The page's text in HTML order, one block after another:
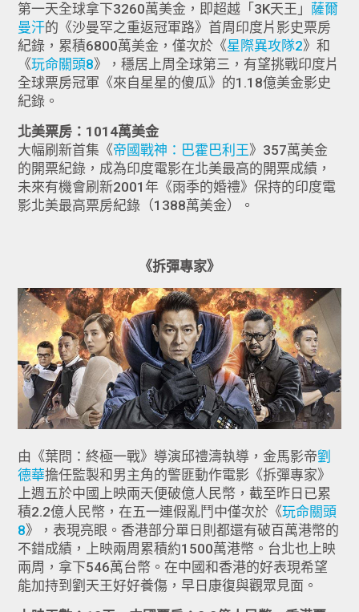
第一天全球拿下3260萬美金，即超越「3K天王」 薩爾
曼汗的《沙曼罕之重返冠軍路》首周印度片影史票房
紀錄，累積6800萬美金，僅次於《星際異攻隊2​​​​​​​》和
《玩命關頭8》，穩居上周全球第三，有望挑戰印度片
全球票房冠軍《來自星星的傻瓜》的1.18億美金影史
紀錄。
北美票房：1014萬美金
大幅刷新首集《帝國戰神：巴霍巴利王》357萬美金
的開票紀錄，成為印度電影在北美最高的開票成績，
未來有機會刷新2001年《雨季的婚禮》保持的印度電
影北美最高票房紀錄（1388萬美金）。
《拆彈專家》
由《葉問：終極一戰》導演邱禮濤執導，金馬影帝劉
德華擔任監製和男主角的警匪動作電影《拆彈專家》
上週五於中國上映兩天便破億人民幣，截至昨日已累
積2.2億人民幣，在五一連假亂鬥中僅次於《玩命關頭
8》，表現亮眼。香港部分單日則都還有破百萬港幣的
不錯成績，上映兩周累積約1500萬港幣。台北也上映
兩周，拿下546萬台幣。在中國和香港的好表現希望
能加持到劉天王好好養傷，早日康復與觀眾見面。